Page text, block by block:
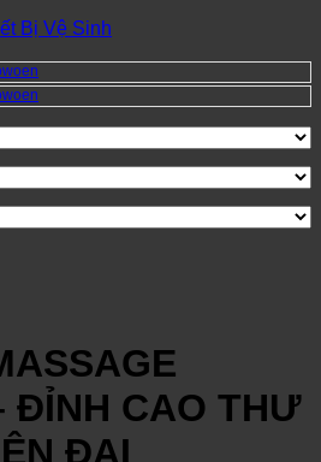
Bị Vệ Sinh
ĐỈNH CAO THƯ
ĐẠI